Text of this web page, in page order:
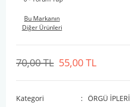
Bu Markanın
Diğer Ürünleri
55,00 TL
70,00 TL
Kategori ÖRGÜ İPLERİ